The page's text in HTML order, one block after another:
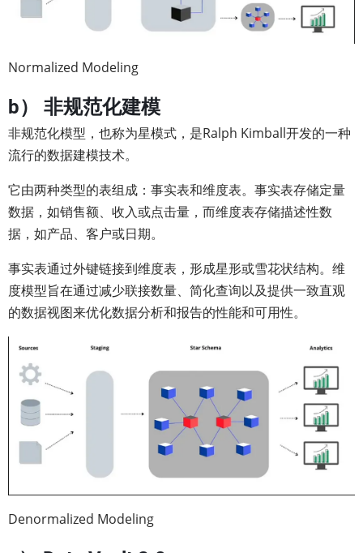
Normalized Modeling
b） 非规范化建模
非规范化模型，也称为星模式，是Ralph Kimball开发的一种
流行的数据建模技术。
它由两种类型的表组成：事实表和维度表。事实表存储定量
数据，如销售额、收入或点击量，而维度表存储描述性数
据，如产品、客户或日期。
事实表通过外键链接到维度表，形成星形或雪花状结构。维
度模型旨在通过减少联接数量、简化查询以及提供一致直观
的数据视图来优化数据分析和报告的性能和可用性。
Denormalized Modeling